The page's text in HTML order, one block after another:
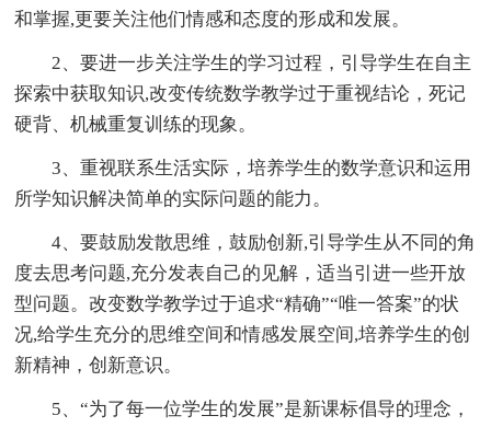
和掌握,更要关注他们情感和态度的形成和发展。
2、要进一步关注学生的学习过程，引导学生在自主
探索中获取知识,改变传统数学教学过于重视结论，死记
硬背、机械重复训练的现象。
3、重视联系生活实际，培养学生的数学意识和运用
所学知识解决简单的实际问题的能力。
4、要鼓励发散思维，鼓励创新,引导学生从不同的角
度去思考问题,充分发表自己的见解，适当引进一些开放
型问题。改变数学教学过于追求“精确”“唯一答案”的状
况,给学生充分的思维空间和情感发展空间,培养学生的创
新精神，创新意识。
5、“为了每一位学生的发展”是新课标倡导的理念，